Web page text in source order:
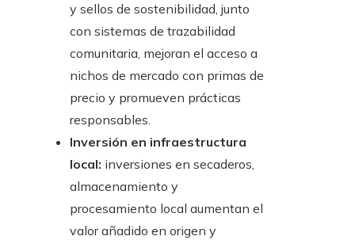
y sellos de sostenibilidad, junto
con sistemas de trazabilidad
comunitaria, mejoran el acceso a
nichos de mercado con primas de
precio y promueven prácticas
responsables.
Inversión en infraestructura
local: inversiones en secaderos,
almacenamiento y
procesamiento local aumentan el
valor añadido en origen y